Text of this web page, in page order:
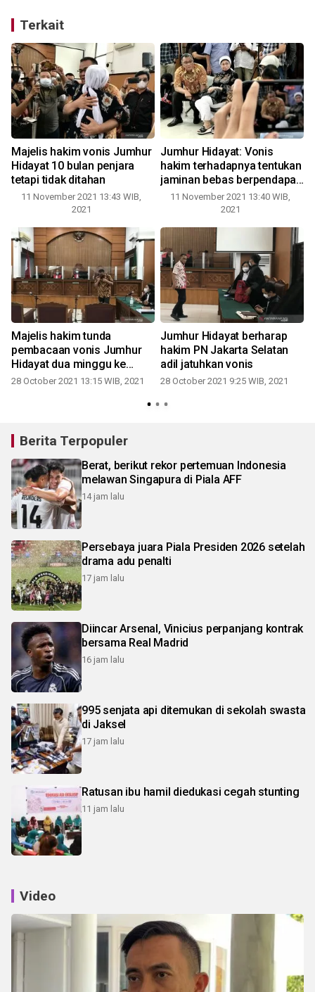
Terkait
Majelis hakim vonis Jumhur
Hidayat 10 bulan penjara
tetapi tidak ditahan
11 November 2021 13:43 WIB,
2021
Jumhur Hidayat: Vonis
hakim terhadapnya tentukan
jaminan bebas berpendapat
di Indonesia
11 November 2021 13:40 WIB,
2021
Majelis hakim tunda
pembacaan vonis Jumhur
Hidayat dua minggu ke
depan
28 October 2021 13:15 WIB, 2021
Jumhur Hidayat berharap
hakim PN Jakarta Selatan
adil jatuhkan vonis
28 October 2021 9:25 WIB, 2021
Berita Terpopuler
Berat, berikut rekor pertemuan Indonesia
melawan Singapura di Piala AFF
14 jam lalu
Persebaya juara Piala Presiden 2026 setelah
drama adu penalti
17 jam lalu
Diincar Arsenal, Vinicius perpanjang kontrak
bersama Real Madrid
16 jam lalu
995 senjata api ditemukan di sekolah swasta
di Jaksel
17 jam lalu
Ratusan ibu hamil diedukasi cegah stunting
11 jam lalu
Video